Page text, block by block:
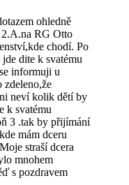
ohledně
2.A.na RG Otto
chodí. Po
dite k svatému
informuji u
zdeleno,že
neví kolik dětí by
k svatému
3 .tak by přijímání
mám dceru
straší dcera
mnohem
s pozdravem